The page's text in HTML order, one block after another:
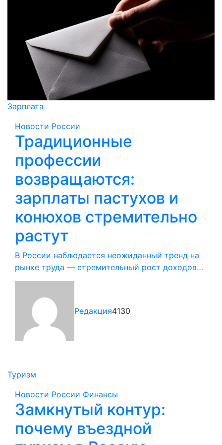
Зарплата
Новости России
Традиционные
профессии
возвращаются:
зарплаты пастухов и
конюхов стремительно
растут
В России наблюдается неожиданный тренд на
рынке труда — стремительный рост доходов…
Редакция4130
Туризм
Новости России Финансы
Замкнутый контур:
почему въездной